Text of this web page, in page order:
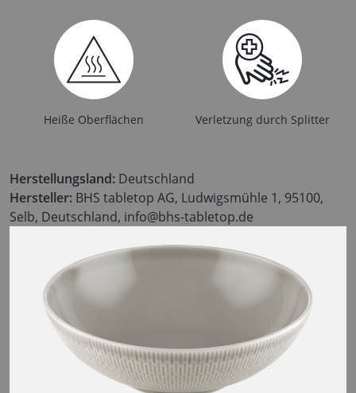
Heiße Oberflächen Verletzung durch Splitter
Herstellungsland: Deutschland
Hersteller: BHS tabletop AG, Ludwigsmühle 1, 95100,
Selb, Deutschland, info@bhs-tabletop.de